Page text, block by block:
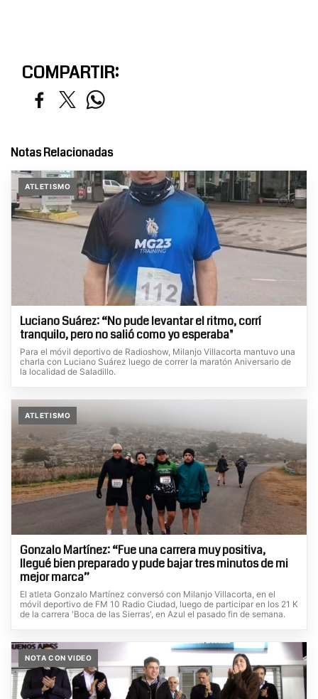
COMPARTIR:
Notas Relacionadas
ATLETISMO
Luciano Suárez: “No pude levantar el ritmo, corrí
tranquilo, pero no salió como yo esperaba"
Para el móvil deportivo de Radioshow, Milanjo Villacorta mantuvo una
charla con Luciano Suárez luego de correr la maratón Aniversario de
la localidad de Saladillo.
ATLETISMO
Gonzalo Martínez: “Fue una carrera muy positiva,
llegué bien preparado y pude bajar tres minutos de mi
mejor marca”
El atleta Gonzalo Martínez conversó con Milanjo Villacorta, en el
móvil deportivo de FM 10 Radio Ciudad, luego de participar en los 21 K
de la carrera 'Boca de las Sierras', en Azul el pasado fin de semana.
NOTA CON VIDEO